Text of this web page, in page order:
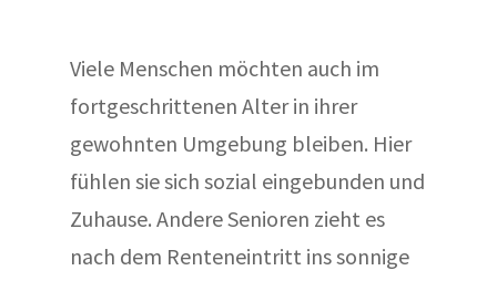
Viele Menschen möchten auch im
fortgeschrittenen Alter in ihrer
gewohnten Umgebung bleiben. Hier
fühlen sie sich sozial eingebunden und
Zuhause. Andere Senioren zieht es
nach dem Renteneintritt ins sonnige